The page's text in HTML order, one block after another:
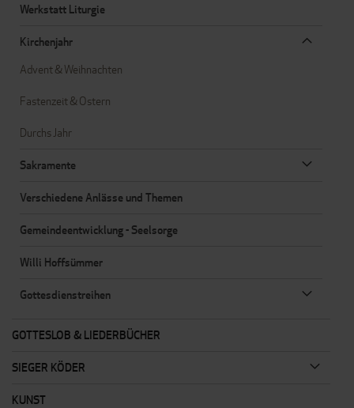
Werkstatt Liturgie
Kirchenjahr
Advent & Weihnachten
Fastenzeit & Ostern
Durchs Jahr
Sakramente
Verschiedene Anlässe und Themen
Gemeindeentwicklung - Seelsorge
Willi Hoffsümmer
Gottesdienstreihen
GOTTESLOB & LIEDERBÜCHER
SIEGER KÖDER
KUNST